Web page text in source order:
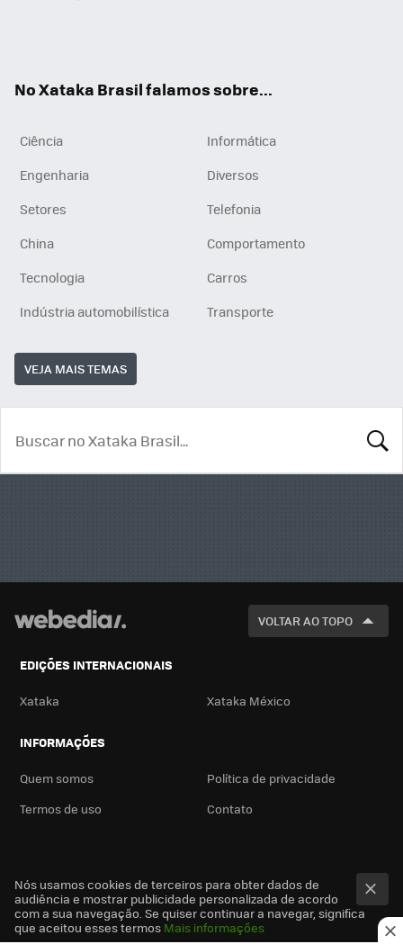
No Xataka Brasil falamos sobre...
Ciência
Informática
Engenharia
Diversos
Setores
Telefonia
China
Comportamento
Tecnologia
Carros
Indústria automobilística
Transporte
VEJA MAIS TEMAS
VOLTAR AO TOPO
EDIÇÕES INTERNACIONAIS
Xataka Xataka México
INFORMAÇÕES
Quem somos
Política de privacidade
Termos de uso
Contato
Nós usamos cookies de terceiros para obter dados de
audiência e mostrar publicidade personalizada de acordo
com a sua navegação. Se quiser continuar a navegar, significa
que aceitou esses termos Mais informações